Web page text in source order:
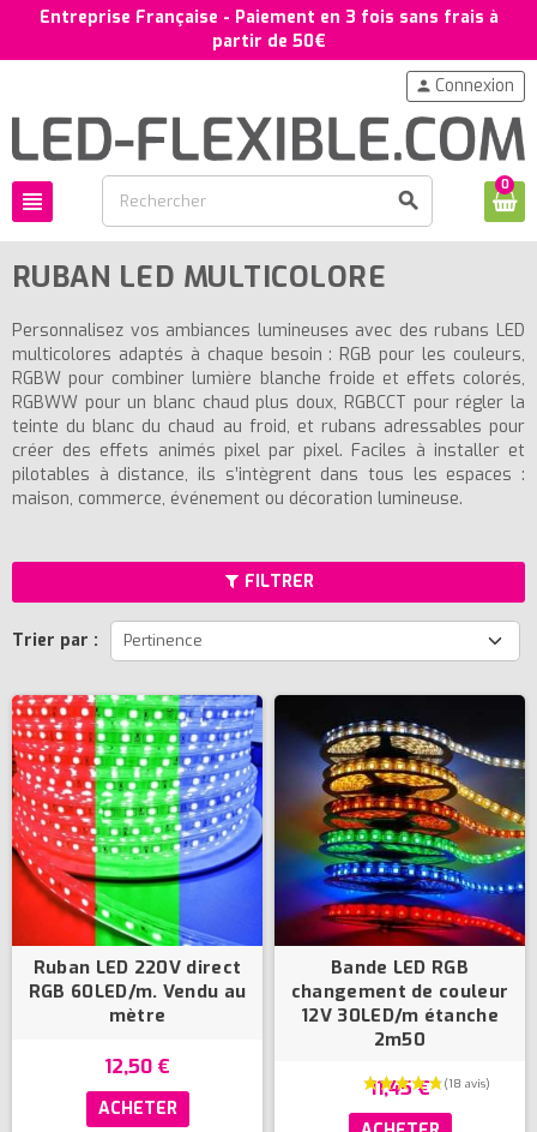
Entreprise Française - Paiement en 3 fois sans frais à
partir de 50€
view_headline search
person Connexion
0
RUBAN LED MULTICOLORE
Personnalisez vos ambiances lumineuses avec des rubans LED
multicolores adaptés à chaque besoin : RGB pour les couleurs,
RGBW pour combiner lumière blanche froide et effets colorés,
RGBWW pour un blanc chaud plus doux, RGBCCT pour régler la
teinte du blanc du chaud au froid, et rubans adressables pour
créer des effets animés pixel par pixel. Faciles à installer et
pilotables à distance, ils s’intègrent dans tous les espaces :
maison, commerce, événement ou décoration lumineuse.
Trier par : Pertinence
FILTRER
Ruban LED 220V direct
RGB 60LED/m. Vendu au
mètre
12,50 €
ACHETER
Bande LED RGB
changement de couleur
12V 30LED/m étanche
2m50
11,45 €